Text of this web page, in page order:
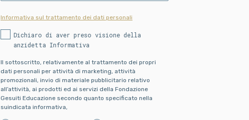
Informativa sul trattamento dei dati personali
Dichiaro di aver preso visione della
anzidetta Informativa
Il sottoscritto, relativamente al trattamento dei propri
dati personali per attività di marketing, attività
promozionali, invio di materiale pubblicitario relativo
all’attività, ai prodotti ed ai servizi della Fondazione
Gesuiti Educazione secondo quanto specificato nella
suindicata informativa,